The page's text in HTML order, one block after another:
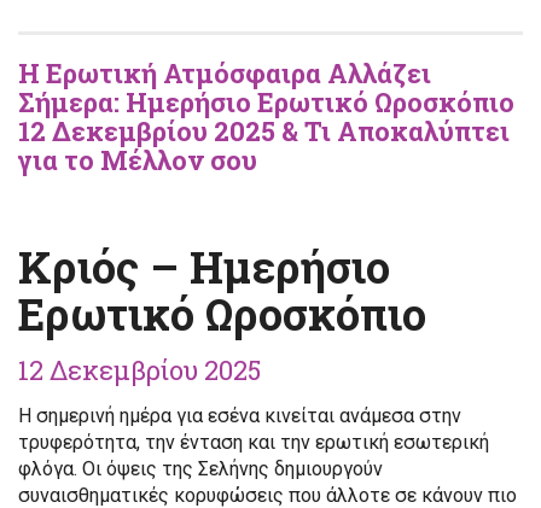
Η Ερωτική Ατμόσφαιρα Αλλάζει
Σήμερα: Ημερήσιο Ερωτικό Ωροσκόπιο
12 Δεκεμβρίου 2025 & Τι Αποκαλύπτει
για το Μέλλον σου
Κριός – Ημερήσιο
Ερωτικό Ωροσκόπιο
12 Δεκεμβρίου 2025
Η σημερινή ημέρα για εσένα κινείται ανάμεσα στην
τρυφερότητα, την ένταση και την ερωτική εσωτερική
φλόγα. Οι όψεις της Σελήνης δημιουργούν
συναισθηματικές κορυφώσεις που άλλοτε σε κάνουν πιο